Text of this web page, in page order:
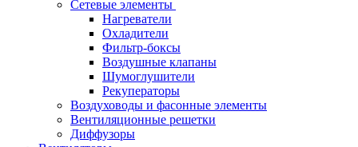
Сетевые элементы
Нагреватели
Охладители
Фильтр-боксы
Воздушные клапаны
Шумоглушители
Рекуператоры
Воздуховоды и фасонные элементы
Вентиляционные решетки
Диффузоры